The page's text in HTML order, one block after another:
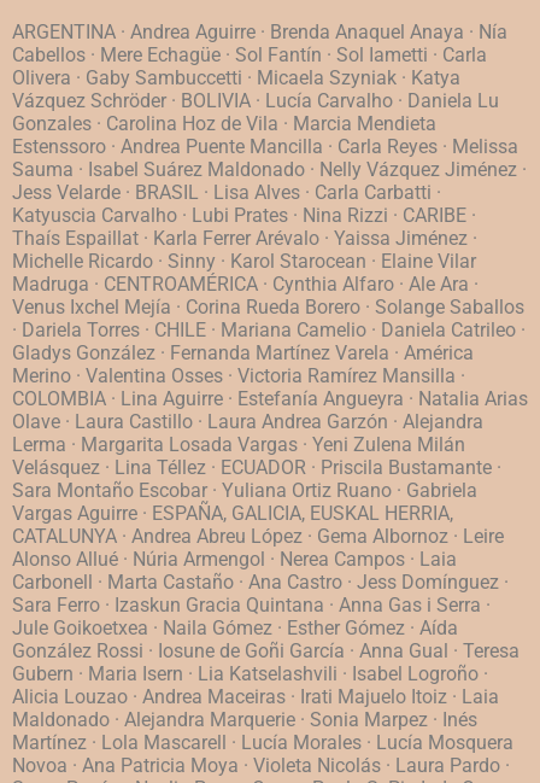
ARGENTINA · Andrea Aguirre · Brenda Anaquel Anaya · Nía
Cabellos · Mere Echagüe · Sol Fantín · Sol Iametti · Carla
Olivera · Gaby Sambuccetti · Micaela Szyniak · Katya
Vázquez Schröder · BOLIVIA · Lucía Carvalho · Daniela Lu
Gonzales · Carolina Hoz de Vila · Marcia Mendieta
Estenssoro · Andrea Puente Mancilla · Carla Reyes · Melissa
Sauma · Isabel Suárez Maldonado · Nelly Vázquez Jiménez ·
Jess Velarde · BRASIL · Lisa Alves · Carla Carbatti ·
Katyuscia Carvalho · Lubi Prates · Nina Rizzi · CARIBE ·
Thaís Espaillat · Karla Ferrer Arévalo · Yaissa Jiménez ·
Michelle Ricardo · Sinny · Karol Starocean · Elaine Vilar
Madruga · CENTROAMÉRICA · Cynthia Alfaro · Ale Ara ·
Venus Ixchel Mejía · Corina Rueda Borero · Solange Saballos
· Dariela Torres · CHILE · Mariana Camelio · Daniela Catrileo ·
Gladys González · Fernanda Martínez Varela · América
Merino · Valentina Osses · Victoria Ramírez Mansilla ·
COLOMBIA · Lina Aguirre · Estefanía Angueyra · Natalia Arias
Olave · Laura Castillo · Laura Andrea Garzón · Alejandra
Lerma · Margarita Losada Vargas · Yeni Zulena Milán
Velásquez · Lina Téllez · ECUADOR · Priscila Bustamante ·
Sara Montaño Escobar · Yuliana Ortiz Ruano · Gabriela
Vargas Aguirre · ESPAÑA, GALICIA, EUSKAL HERRIA,
CATALUNYA · Andrea Abreu López · Gema Albornoz · Leire
Alonso Allué · Núria Armengol · Nerea Campos · Laia
Carbonell · Marta Castaño · Ana Castro · Jess Domínguez ·
Sara Ferro · Izaskun Gracia Quintana · Anna Gas i Serra ·
Jule Goikoetxea · Naila Gómez · Esther Gómez · Aída
González Rossi · Iosune de Goñi García · Anna Gual · Teresa
Gubern · Maria Isern · Lia Katselashvili · Isabel Logroño ·
Alicia Louzao · Andrea Maceiras · Irati Majuelo Itoiz · Laia
Maldonado · Alejandra Marquerie · Sonia Marpez · Inés
Martínez · Lola Mascarell · Lucía Morales · Lucía Mosquera
Novoa · Ana Patricia Moya · Violeta Nicolás · Laura Pardo ·